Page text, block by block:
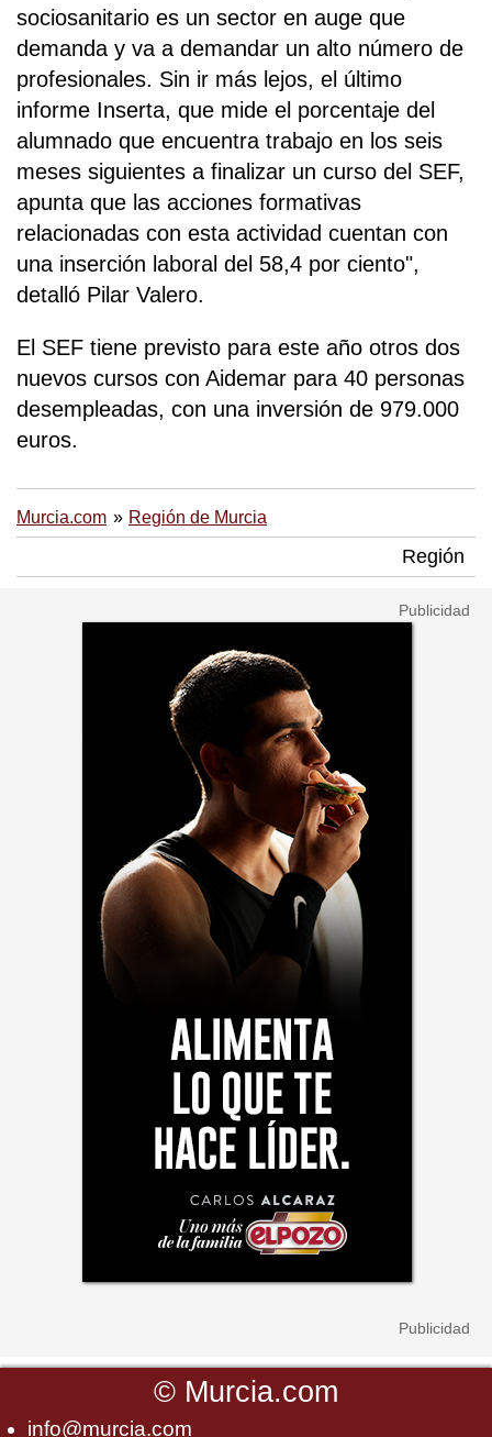
sociosanitario es un sector en auge que
demanda y va a demandar un alto número de
profesionales. Sin ir más lejos, el último
informe Inserta, que mide el porcentaje del
alumnado que encuentra trabajo en los seis
meses siguientes a finalizar un curso del SEF,
apunta que las acciones formativas
relacionadas con esta actividad cuentan con
una inserción laboral del 58,4 por ciento",
detalló Pilar Valero.
El SEF tiene previsto para este año otros dos
nuevos cursos con Aidemar para 40 personas
desempleadas, con una inversión de 979.000
euros.
Murcia.com Región de Murcia
Región
© Murcia.com
info@murcia.com